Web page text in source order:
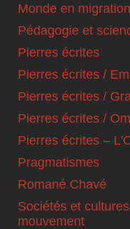
Monde en
Pédagogie et
Pierres écrites
Pierres écrites /
Pierres écrites /
Pierres écrites /
Pierres écrites –
Pragmatismes
Romané Chavé
Sociétés et
mouvement